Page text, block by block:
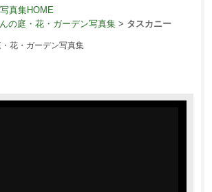
真集HOME
の庭・花・ガーデン写真集> タスカニー
花・ガーデン写真集